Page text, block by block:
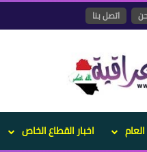
اتصل بنا
اخبار القطاع الخاص